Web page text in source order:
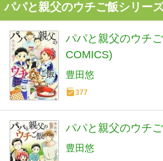
パパと親父のウチご飯シリー
パパと親父のウチ
COMICS)
豊田悠
377
パパと親父のウチ
豊田悠